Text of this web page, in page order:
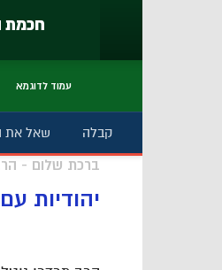
חכמת
עמוד לדוגמא
קבלה שאל את
ברכת שלום -
יהודיות